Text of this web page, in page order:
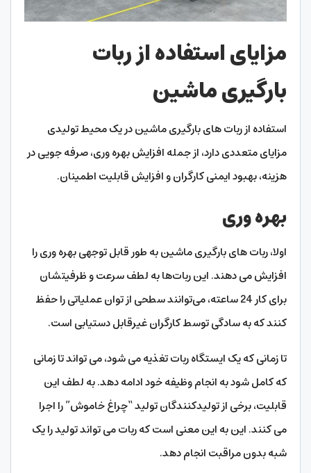
مزایای استفاده از ربات
بارگیری ماشین
استفاده از ربات های بارگیری ماشین در یک محیط تولیدی
مزایای متعددی دارد، از جمله افزایش بهره وری، صرفه جویی در
هزینه، بهبود ایمنی کارگران و افزایش قابلیت اطمینان.
بهره وری
اولا، ربات های بارگیری ماشین به طور قابل توجهی بهره وری را
افزایش می دهند. این ربات‌ها به لطف سرعت و ظرفیتشان
برای کار 24 ساعته، می‌توانند سطحی از توان عملیاتی را حفظ
کنند که به سادگی توسط کارگران غیرقابل دستیابی است.
تا زمانی که یک ایستگاه ربات تغذیه می شود، می تواند تا زمانی
که کامل شود به انجام وظیفه خود ادامه دهد. به لطف این
قابلیت، برخی از تولیدکنندگان تولید “چراغ خاموش” را اجرا
می کنند. این به این معنی است که ربات می تواند تولید را یک
شبه بدون مراقبت انجام دهد.